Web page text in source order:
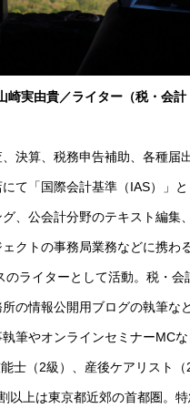
崎実由貴／ライター（税・会計
決算、税務申告補助、各種届
て「国際会計基準（IAS）」
、公会計分野のテキスト編集
クトの事務局業務などに携わる
ライターとして活動。税・
の情報公開用ブログの執筆
筆やオンラインセミナーMCな
士（2級）、産後ケアリスト（2
以上は東京都近郊の首都圏。